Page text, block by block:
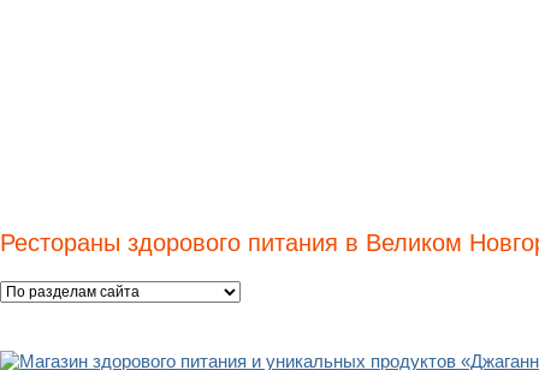
Рестораны здорового питания в Великом